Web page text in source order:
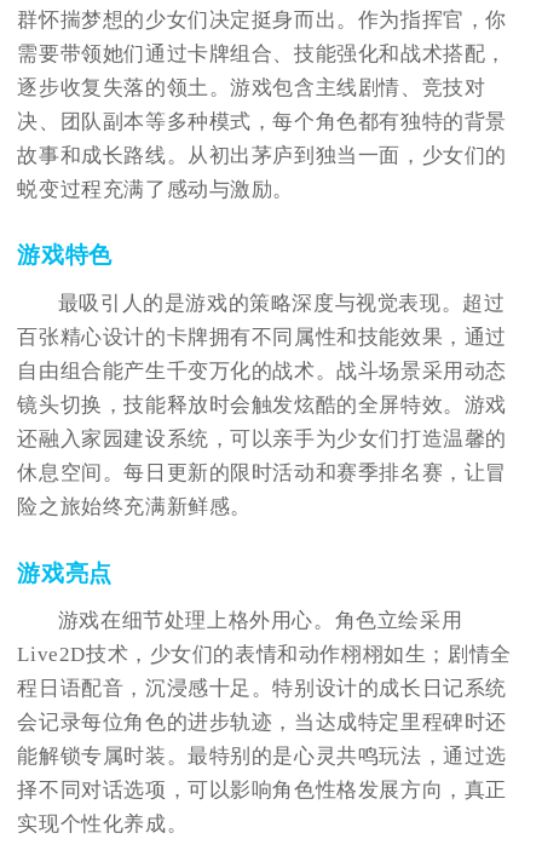
群怀揣梦想的少女们决定挺身而出。作为指挥官，你
需要带领她们通过卡牌组合、技能强化和战术搭配，
逐步收复失落的领土。游戏包含主线剧情、竞技对
决、团队副本等多种模式，每个角色都有独特的背景
故事和成长路线。从初出茅庐到独当一面，少女们的
蜕变过程充满了感动与激励。
游戏特色
最吸引人的是游戏的策略深度与视觉表现。超过
百张精心设计的卡牌拥有不同属性和技能效果，通过
自由组合能产生千变万化的战术。战斗场景采用动态
镜头切换，技能释放时会触发炫酷的全屏特效。游戏
还融入家园建设系统，可以亲手为少女们打造温馨的
休息空间。每日更新的限时活动和赛季排名赛，让冒
险之旅始终充满新鲜感。
游戏亮点
游戏在细节处理上格外用心。角色立绘采用
Live2D技术，少女们的表情和动作栩栩如生；剧情全
程日语配音，沉浸感十足。特别设计的成长日记系统
会记录每位角色的进步轨迹，当达成特定里程碑时还
能解锁专属时装。最特别的是心灵共鸣玩法，通过选
择不同对话选项，可以影响角色性格发展方向，真正
实现个性化养成。